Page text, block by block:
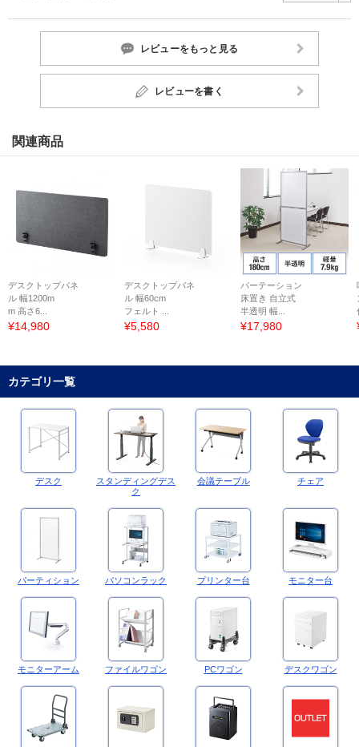
レビューをもっと見る
レビューを書く
関連商品
デスクトップパネ
ル 幅1200m
m 高さ6...
¥14,980
デスクトップパネ
ル 幅60cm
フェルト ...
¥5,580
パーテーション
床置き 自立式
半透明 幅...
¥17,980
カテゴリ一覧
デスク
スタンディングデス
ク
会議テーブル チェア
パーティション パソコンラック プリンター台 モニター台
モニターアーム ファイルワゴン PCワゴン デスクワゴン